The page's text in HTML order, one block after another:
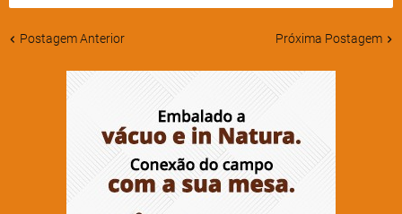
Postagem Anterior Próxima Postagem